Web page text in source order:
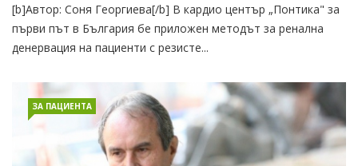
[b]Автор: Соня Георгиева[/b] В кардио център „Понтика" за
първи път в България бе приложен методът за ренална
денервация на пациенти с резисте...
ЗА ПАЦИЕНТА